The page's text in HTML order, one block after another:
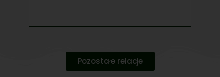
Pozostałe relacje